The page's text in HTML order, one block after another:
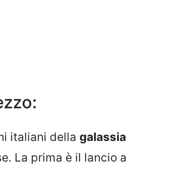
italiani della galassia
La prima è il lancio a